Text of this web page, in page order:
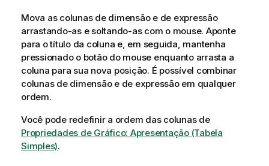
Mova as colunas de dimensão e de expressão
arrastando-as e soltando-as com o mouse. Aponte
para o título da coluna e, em seguida, mantenha
pressionado o botão do mouse enquanto arrasta a
coluna para sua nova posição. É possível combinar
colunas de dimensão e de expressão em qualquer
ordem.
Você pode redefinir a ordem das colunas de
Propriedades de Gráfico: Apresentação (Tabela
Simples).